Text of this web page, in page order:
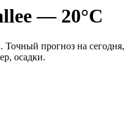
— 20°C
Точный прогноз на сегодня,
осадки.